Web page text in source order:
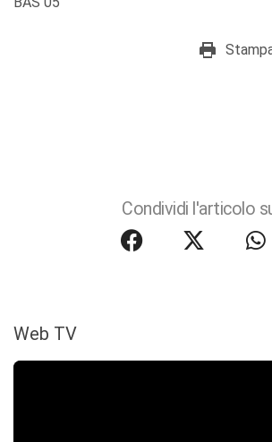
Condividi l'articolo
Web TV